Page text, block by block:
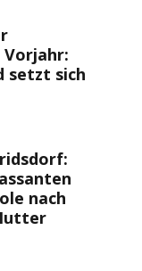
setzt sich
nach